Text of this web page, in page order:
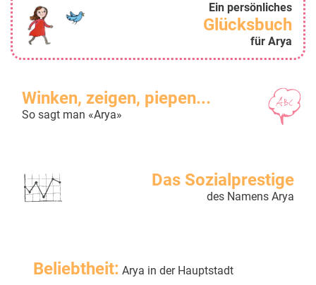
Ein persönliches
Glücksbuch
für Arya
Winken, zeigen, piepen...
So sagt man «Arya»
Das Sozialprestige
des Namens Arya
Beliebtheit: Arya in der Hauptstadt